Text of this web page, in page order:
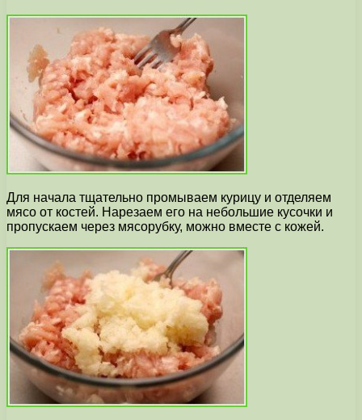
Для начала тщательно промываем курицу и отделяем
мясо от костей. Нарезаем его на небольшие кусочки и
пропускаем через мясорубку, можно вместе с кожей.